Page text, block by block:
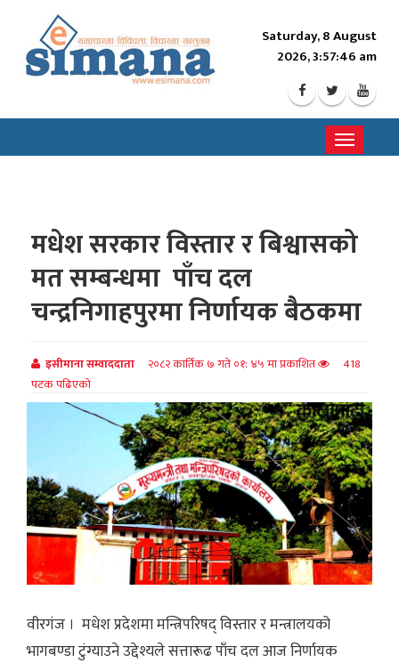
Saturday, 8 August
2026, 3:57:48 am
Toggle
मधेश सरकार विस्तार र बिश्वासको
मत सम्बन्धमा पाँच दल
चन्द्रनिगाहपुरमा निर्णायक बैठकमा
इसीमाना सम्वाददाता २०८२ कार्तिक ७ गते ०१: ४५ मा प्रकाशित
418
पटक पढिएको
वीरगंज । मधेश प्रदेशमा मन्त्रिपरिषद् विस्तार र मन्त्रालयको
भागबण्डा टुंग्याउने उद्देश्यले सत्तारूढ पाँच दल आज निर्णायक